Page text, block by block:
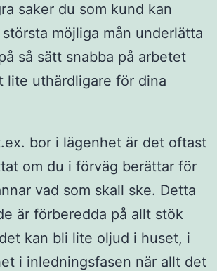
saker du som kund kan
möjliga mån underlätta
så sätt snabba på arbetet
lite uthärdligare för dina
bor i lägenhet är det oftast
om du i förväg berättar för
vad som skall ske. Detta
är förberedda på allt stök
kan bli lite oljud i huset, i
i inledningsfasen när allt det